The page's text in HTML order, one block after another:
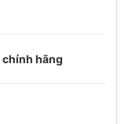
chính hãng